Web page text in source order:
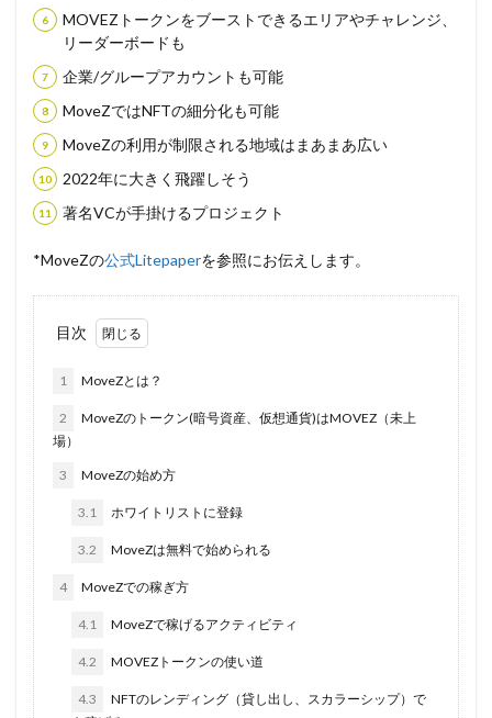
MOVEZトークンをブーストできるエリアやチャレンジ、
リーダーボードも
企業/グループアカウントも可能
MoveZではNFTの細分化も可能
MoveZの利用が制限される地域はまあまあ広い
2022年に大きく飛躍しそう
著名VCが手掛けるプロジェクト
*MoveZの公式Litepaperを参照にお伝えします。
目次
1 MoveZとは？
2
MoveZのトークン(暗号資産、仮想通貨)はMOVEZ（未上
場）
3 MoveZの始め方
3.1 ホワイトリストに登録
3.2 MoveZは無料で始められる
4 MoveZでの稼ぎ方
4.1 MoveZで稼げるアクティビティ
4.2 MOVEZトークンの使い道
4.3
NFTのレンディング（貸し出し、スカラーシップ）で